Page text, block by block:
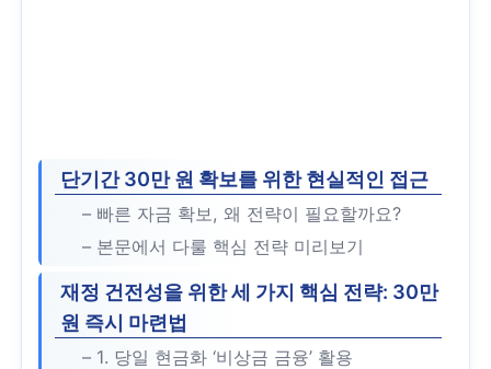
단기간 30만 원 확보를 위한 현실적인 접근
– 빠른 자금 확보, 왜 전략이 필요할까요?
– 본문에서 다룰 핵심 전략 미리보기
재정 건전성을 위한 세 가지 핵심 전략: 30만
원 즉시 마련법
– 1. 당일 현금화 ‘비상금 금융’ 활용